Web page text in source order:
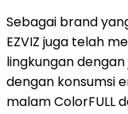
Sebagai brand
EZVIZ juga telah
lingkungan
dengan konsumsi
malam ColorFULL